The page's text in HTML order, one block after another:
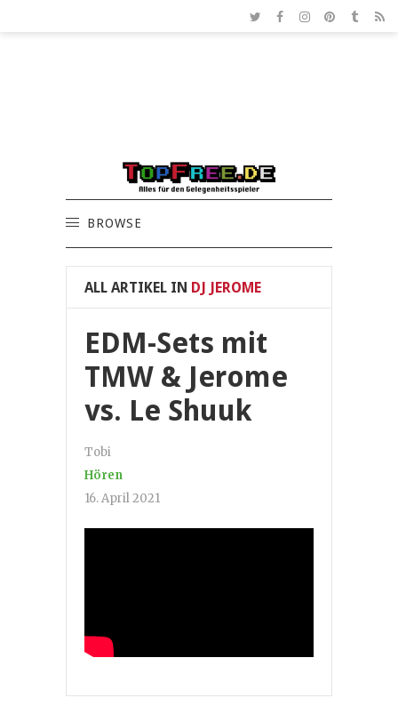
BROWSE
ALL ARTIKEL IN DJ JEROME
EDM-Sets mit
TMW & Jerome
vs. Le Shuuk
Tobi
Hören
16. April 2021